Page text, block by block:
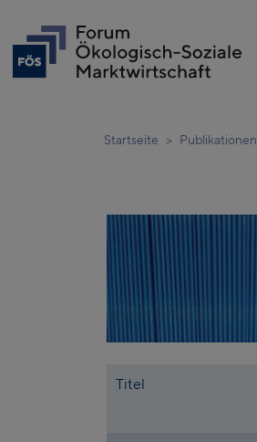
Startseite Publikationen
Titel